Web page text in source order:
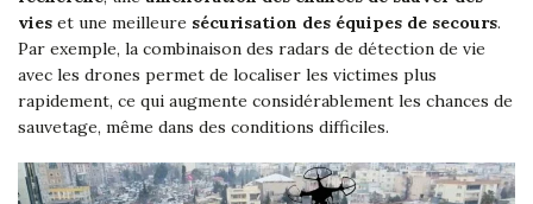
vies et une meilleure sécurisation des équipes de secours.
Par exemple, la combinaison des radars de détection de vie
avec les drones permet de localiser les victimes plus
rapidement, ce qui augmente considérablement les chances de
sauvetage, même dans des conditions difficiles.